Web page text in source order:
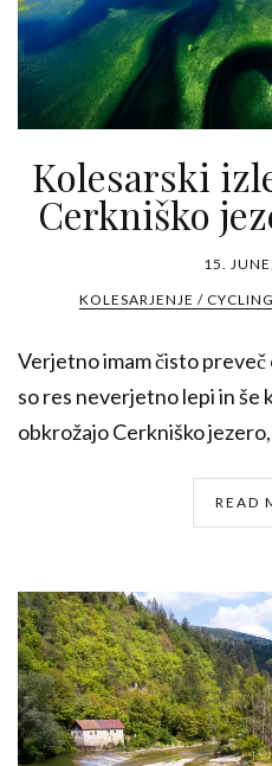
Kolesarski
Cerkniško
15.
KOLESARJENJE / CYCLING
Verjetno imam čisto preveč
so res neverjetno lepi in še
obkrožajo Cerkniško
READ